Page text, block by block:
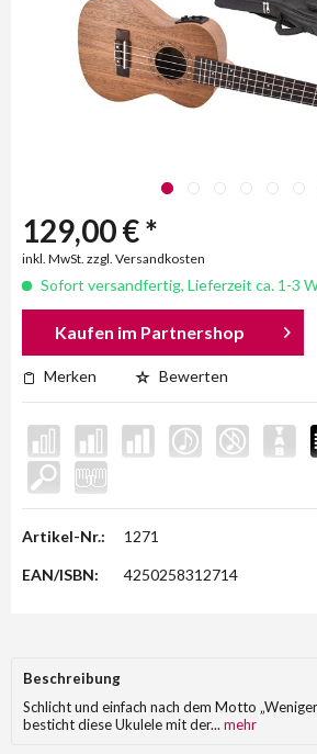
129,00 € *
inkl. MwSt. zzgl. Versandkosten
Sofort versandfertig, Lieferzeit ca. 1-3
Kaufen im Partnershop
Merken Bewerten
Artikel-Nr.: 1271
EAN/ISBN: 4250258312714
Beschreibung
Schlicht und einfach nach dem Motto
besticht diese Ukulele mit der... mehr